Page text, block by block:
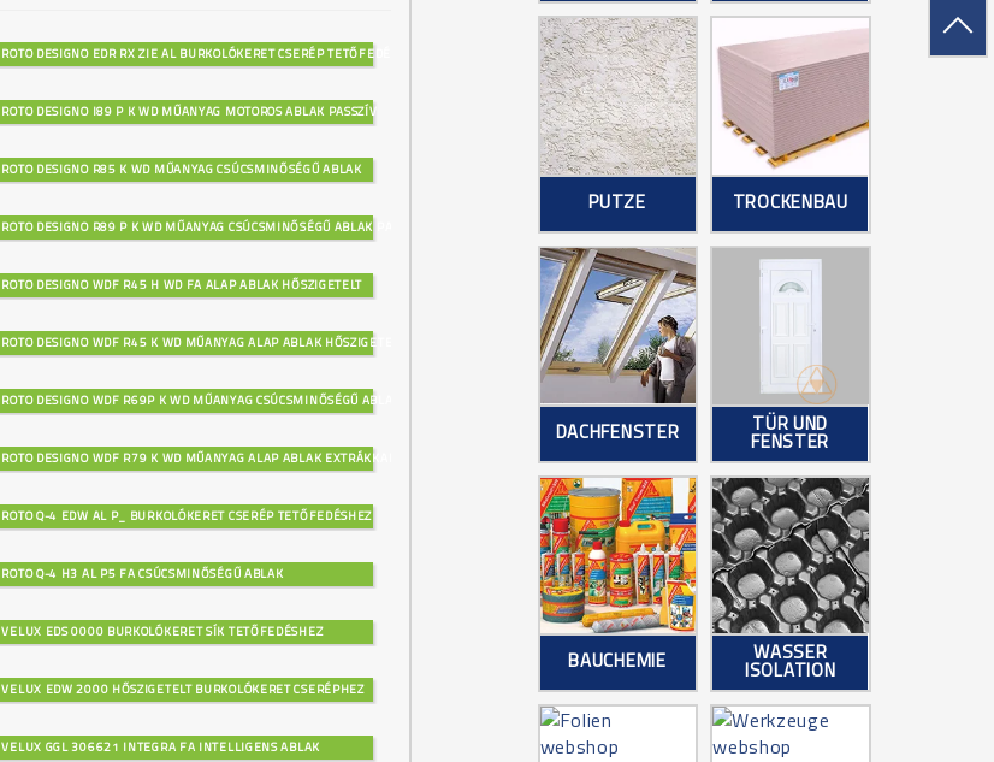
ROTO DESIGNO EDR RX ZIE AL BURKOLÓKERET CSERÉP TETŐFEDÉSHEZ
ROTO DESIGNO I89 P K WD MŰANYAG MOTOROS ABLAK PASSZÍV
ROTO DESIGNO R85 K WD MŰANYAG CSÚCSMINŐSÉGŰ ABLAK
ROTO DESIGNO R89 P K WD MŰANYAG CSÚCSMINŐSÉGŰ ABLAK PASSZÍV
ROTO DESIGNO WDF R45 H WD FA ALAP ABLAK HŐSZIGETELT
ROTO DESIGNO WDF R45 K WD MŰANYAG ALAP ABLAK HŐSZIGETELT
ROTO DESIGNO WDF R69P K WD MŰANYAG CSÚCSMINŐSÉGŰ ABLAK
ROTO DESIGNO WDF R79 K WD MŰANYAG ALAP ABLAK EXTRÁKKAL
ROTO Q-4 EDW AL P_ BURKOLÓKERET CSERÉP TETŐFEDÉSHEZ
ROTO Q-4 H3 AL P5 FA CSÚCSMINŐSÉGŰ ABLAK
VELUX EDS 0000 BURKOLÓKERET SÍK TETŐFEDÉSHEZ
VELUX EDW 2000 HŐSZIGETELT BURKOLÓKERET CSERÉPHEZ
VELUX GGL 306621 INTEGRA FA INTELLIGENS ABLAK
PUTZE TROCKENBAU
DACHFENSTER TÜR UND
FENSTER
BAUCHEMIE WASSER
ISOLATION